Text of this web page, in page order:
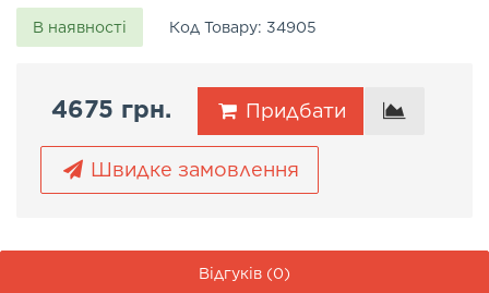
В наявності Код Товару: 34905
4675 грн. Придбати
Швидке замовлення
Відгуків (0)